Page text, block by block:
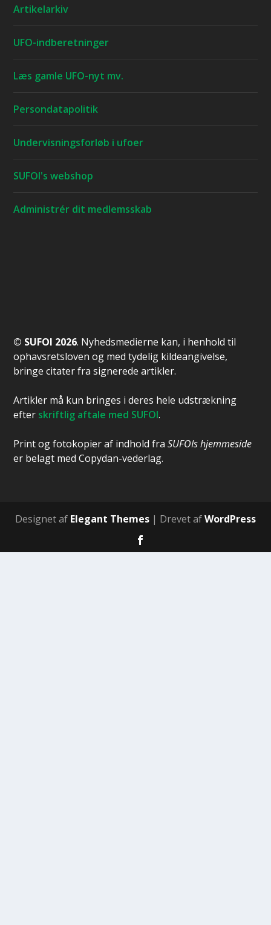
Artikelarkiv
UFO-indberetninger
Læs gamle UFO-nyt mv.
Persondatapolitik
Undervisningsforløb i ufoer
SUFOI's webshop
Administrér dit medlemsskab
© SUFOI 2026. Nyhedsmedierne kan, i henhold til
ophavsretsloven og med tydelig kildeangivelse,
bringe citater fra signerede artikler.
Artikler må kun bringes i deres hele udstrækning
efter skriftlig aftale med SUFOI.
Print og fotokopier af indhold fraSUFOIs hjemmeside
er belagt med Copydan-vederlag.
Designet af Elegant Themes | Drevet afWordPress